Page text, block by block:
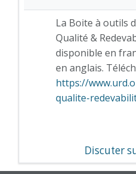
La Boite à outils
Qualité &
disponible en
en anglais.
https://
qualite-
Discuter